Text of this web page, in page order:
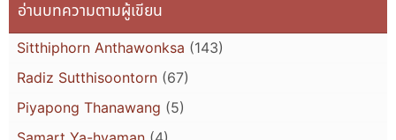
อ่านบทความตามผู้เขียน
Sitthiphorn Anthawonksa (143)
Radiz Sutthisoontorn (67)
Piyapong Thanawang (5)